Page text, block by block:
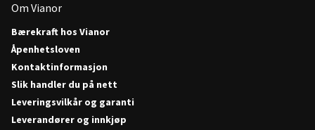
Om Vianor
Bærekraft hos Vianor
Åpenhetsloven
Kontaktinformasjon
Slik handler du på nett
Leveringsvilkår og garanti
Leverandører og innkjøp